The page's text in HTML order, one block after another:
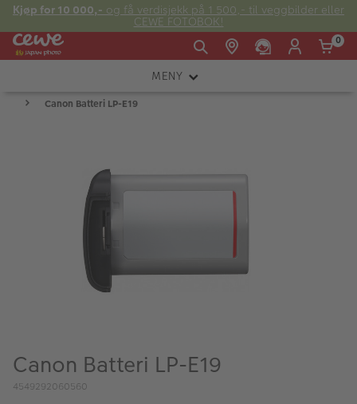
Kjøp for 10 000,- og få verdisjekk på 1 500,- til veggbilder eller
CEWE FOTOBOK!
0
MENY
KAMERA
FOTOTILBEHØR
LYS OG STUDIO
ALBUM
Canon Batteri LP-E19
Canon Batteri LP-E19
4549292060560